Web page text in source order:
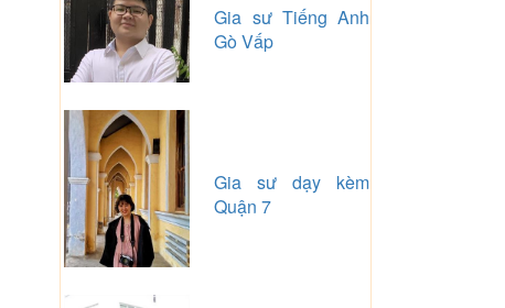
Gia sư Tiếng Anh
Gò Vấp
Gia sư dạy kèm
Quận 7